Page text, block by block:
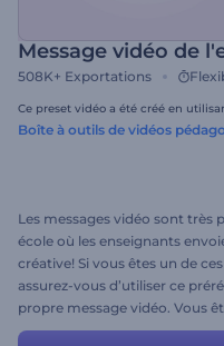
Message vidéo de
508K+ Exportations
Ce preset vidéo a été créé en
Boîte à outils de vidéos
Les messages vidéo sont très
école où les enseignants
créative! Si vous êtes un de
assurez-vous d’utiliser ce
propre message vidéo. Vous
à ce préréglage pour obtenir